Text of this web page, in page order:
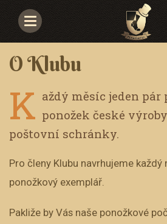
Navigace
O Klubu
K aždý měsíc jeden pár
ponožek české
poštovní schránky.
Pro členy Klubu navrhujeme každý
ponožkový exemplář.
Pakliže by Vás naše ponožkové